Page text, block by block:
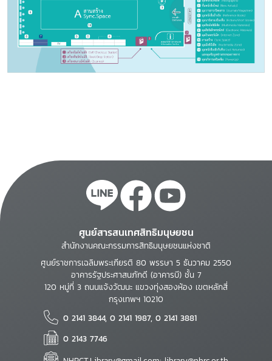
ศูนย์สารสนเทศสิทธิมนุษยชน
สำนักงานคณะกรรมการสิทธิมนุษยชนแห่งชาติ
ศูนย์ราชการเฉลิมพระเกียรติ 80 พรรษา 5 ธันวาคม 2550
อาคารรัฐประศาสนภักดี (อาคารบี) ชั้น 7
120 หมู่ที่ 3 ถนนแจ้งวัฒนะ แขวงทุ่งสองห้อง เขตหลักสี่
กรุงเทพฯ 10210
0 2141 3844, 0 2141 1987, 0 2141 3881
0 2143 7746